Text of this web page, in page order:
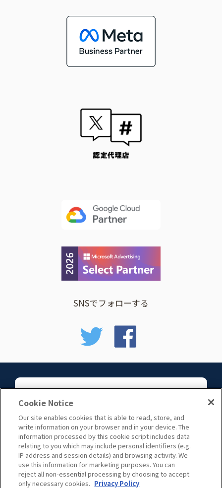
SNSでフォローする
お問い合わせ
サイトマップ
Cookie Notice
Our site enables cookies that is able to read, store, and
write information on your browser and in your device. The
information processed by this cookie script includes data
relating to you which may include personal identifiers (e.g.
IP address and session details) and browsing activity. We
use this information for marketing purposes. You can
reject all non-essential processing by choosing to accept
only necessary cookies. Privacy Policy